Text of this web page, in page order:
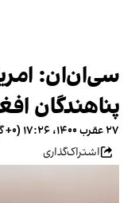
سی‌ان‌ان:
پناهندگان
۲۷ عقرب ۱۴۰۰، ۱۷:۲۶ (‎+۰ گرینویچ)
اشتراک‌گذاری